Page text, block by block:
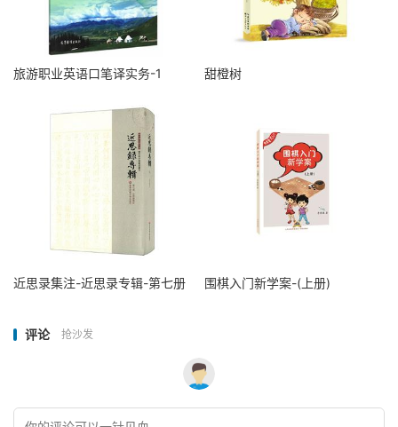
旅游职业英语口笔译实务-1 甜橙树
近思录集注-近思录专辑-第七册 围棋入门新学案-(上册)
评论 抢沙发